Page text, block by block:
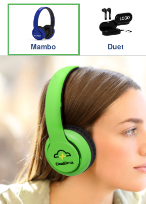
Mambo Duet